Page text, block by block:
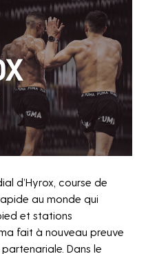
d’Hyrox, course de
au monde qui
et stations
fait à nouveau preuve
Dans le